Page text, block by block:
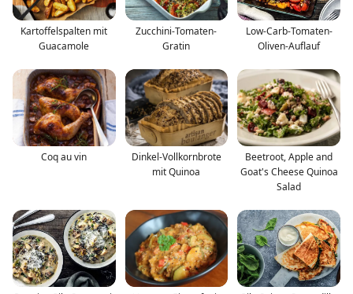
Kartoffelspalten mit
Guacamole
Zucchini-Tomaten-
Gratin
Low-Carb-Tomaten-
Oliven-Auflauf
Coq au vin
Dinkel-Vollkornbrote
mit Quinoa
Beetroot, Apple and
Goat's Cheese Quinoa
Salad